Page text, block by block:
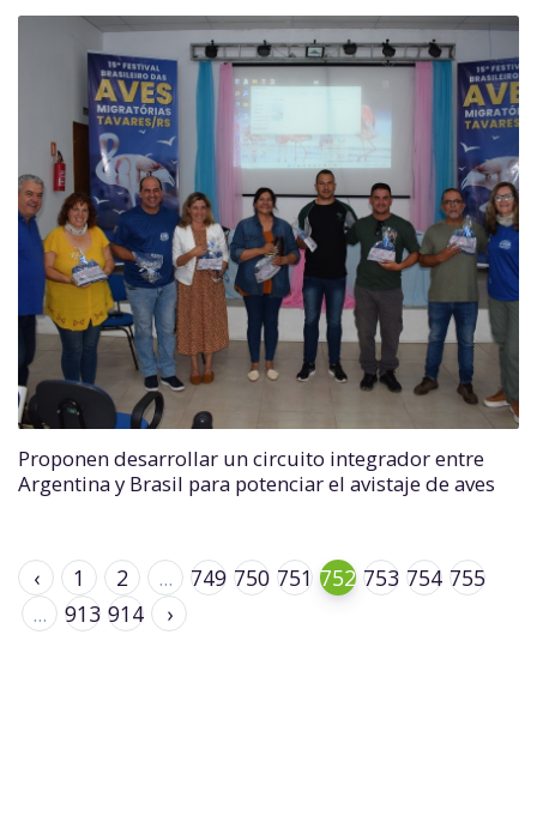
Proponen desarrollar un circuito integrador entre
Argentina y Brasil para potenciar el avistaje de aves
‹ 1 2 ... 749 750 751 752 753 754 755
...
913 914 ›